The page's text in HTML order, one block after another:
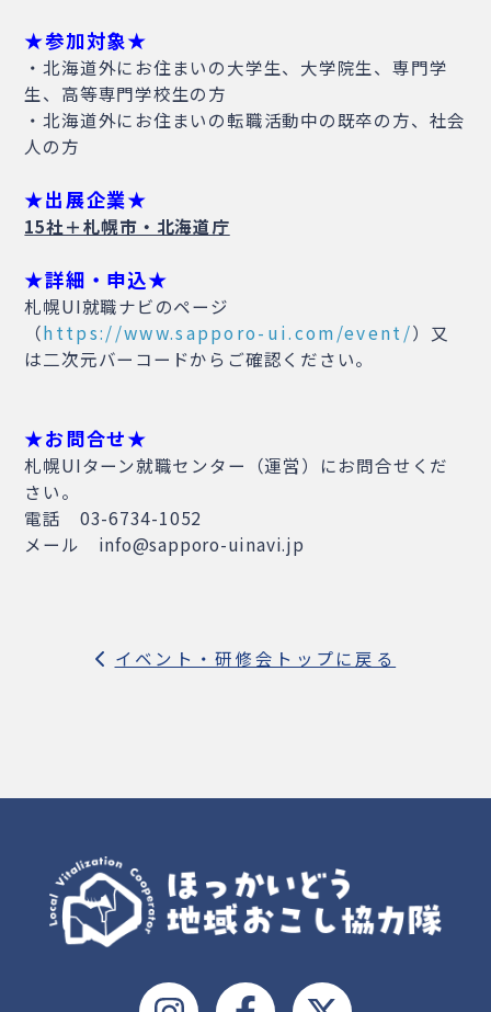
★参加対象★
・北海道外にお住まいの大学生、大学院生、専門学
生、高等専門学校生の方
・北海道外にお住まいの転職活動中の既卒の方、社会
人の方
★出展企業★
15社＋札幌市・北海道庁
★詳細・申込★
札幌UI就職ナビのページ
（https://www.sapporo-ui.com/event/）又
は二次元バーコードからご確認ください。
★お問合せ★
札幌UIターン就職センター（運営）にお問合せくだ
さい。
電話 03-6734-1052
メール info@sapporo-uinavi.jp
イベント・研修会トップに戻る